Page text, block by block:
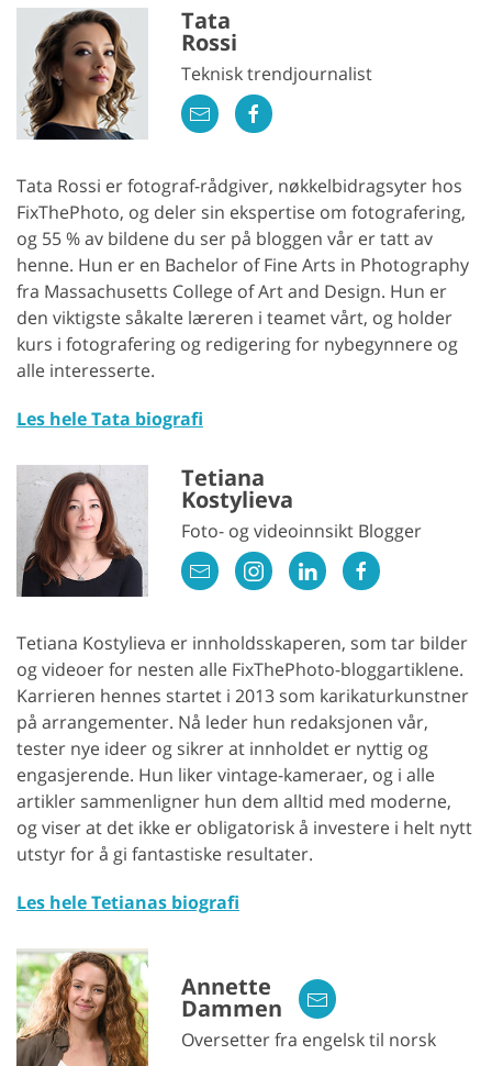
Tata
Rossi
Teknisk trendjournalist
Tata Rossi er fotograf-rådgiver, nøkkelbidragsyter hos
FixThePhoto, og deler sin ekspertise om fotografering,
og 55 % av bildene du ser på bloggen vår er tatt av
henne. Hun er en Bachelor of Fine Arts in Photography
fra Massachusetts College of Art and Design. Hun er
den viktigste såkalte læreren i teamet vårt, og holder
kurs i fotografering og redigering for nybegynnere og
alle interesserte.
Les hele Tata biografi
Tetiana
Kostylieva
Foto- og videoinnsikt Blogger
Tetiana Kostylieva er innholdsskaperen, som tar bilder
og videoer for nesten alle FixThePhoto-bloggartiklene.
Karrieren hennes startet i 2013 som karikaturkunstner
på arrangementer. Nå leder hun redaksjonen vår,
tester nye ideer og sikrer at innholdet er nyttig og
engasjerende. Hun liker vintage-kameraer, og i alle
artikler sammenligner hun dem alltid med moderne,
og viser at det ikke er obligatorisk å investere i helt nytt
utstyr for å gi fantastiske resultater.
Les hele Tetianas biografi
Annette
Dammen
Oversetter fra engelsk til norsk